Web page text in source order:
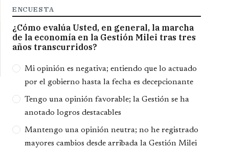
ENCUESTA
¿Cómo evalúa Usted, en general, la marcha
de la economía en la Gestión Milei tras tres
años transcurridos?
Opciones
Mi opinión es negativa; entiendo que lo actuado
por el gobierno hasta la fecha es decepcionante
Tengo una opinión favorable; la Gestión se ha
anotado logros destacables
Mantengo una opinión neutra; no he registrado
mayores cambios desde arribada la Gestión Milei